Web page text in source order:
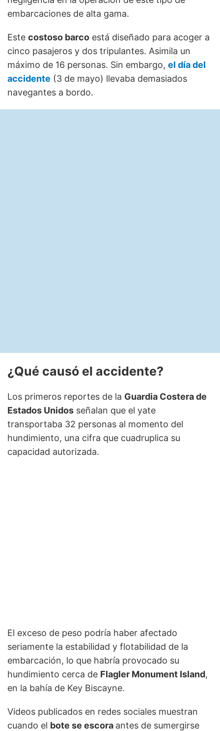
embarcaciones de alta gama.
Este costoso barco está diseñado para acoger a
cinco pasajeros y dos tripulantes. Asimila un
máximo de 16 personas. Sin embargo, el día del
accidente (3 de mayo) llevaba demasiados
navegantes a bordo.
¿Qué causó el accidente?
Los primeros reportes de la Guardia Costera de
Estados Unidos señalan que el yate
transportaba 32 personas al momento del
hundimiento, una cifra que cuadruplica su
capacidad autorizada.
El exceso de peso podría haber afectado
seriamente la estabilidad y flotabilidad de la
embarcación, lo que habría provocado su
hundimiento cerca de Flagler Monument Island,
en la bahía de Key Biscayne.
Videos publicados en redes sociales muestran
cuando el bote se escora antes de sumergirse